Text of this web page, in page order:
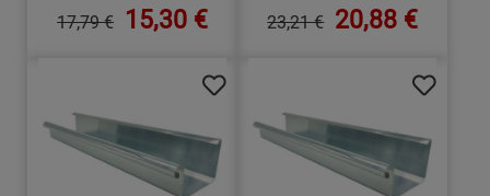
17,79 € 15,30 € 23,21 € 20,88 €